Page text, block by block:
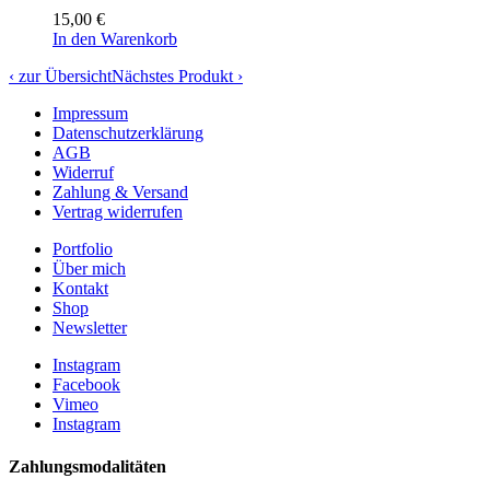
15,00 €
In den Warenkorb
‹ zur ÜbersichtNächstes Produkt ›
Impressum
Datenschutzerklärung
AGB
Widerruf
Zahlung & Versand
Vertrag widerrufen
Portfolio
Über mich
Kontakt
Shop
Newsletter
Instagram
Facebook
Vimeo
Instagram
Zahlungsmodalitäten